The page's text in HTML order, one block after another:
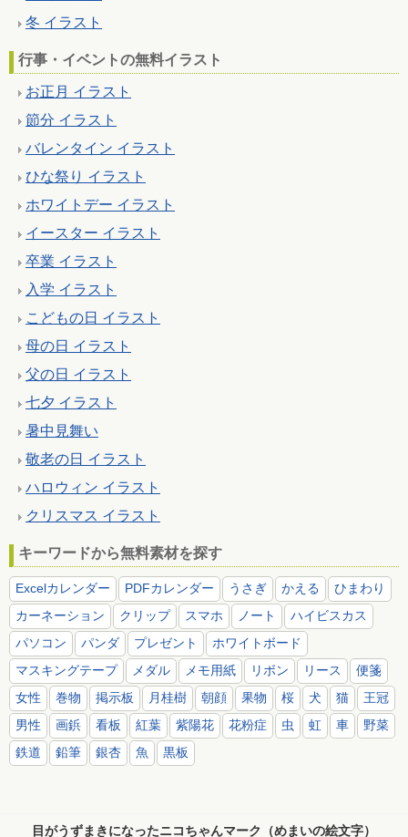
冬 イラスト
行事・イベントの無料イラスト
お正月 イラスト
節分 イラスト
バレンタイン イラスト
ひな祭り イラスト
ホワイトデー イラスト
イースター イラスト
卒業 イラスト
入学 イラスト
こどもの日 イラスト
母の日 イラスト
父の日 イラスト
七夕 イラスト
暑中見舞い
敬老の日 イラスト
ハロウィン イラスト
クリスマス イラスト
キーワードから無料素材を探す
Excelカレンダー PDFカレンダー うさぎ かえる
ひまわり
カーネーション
クリップ スマホ ノート
ハイビスカス
パソコン
パンダ プレゼント
ホワイトボード
マスキングテープ
メダル メモ用紙 リボン リース
便箋
女性
巻物 掲示板 月桂樹 朝顔 果物 桜 犬 猫
王冠
男性
画鋲 看板 紅葉 紫陽花 花粉症 虫 虹 車
野菜
鉄道
鉛筆 銀杏 魚 黒板
目がうずまきになったニコちゃんマーク（めまいの絵文字）